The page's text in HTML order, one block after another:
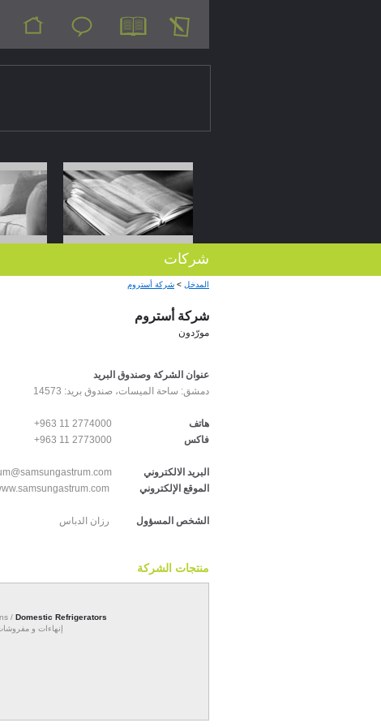
شركات
المدخل > شركة أستروم
شركة أستروم
مورّدون
عنوان الشركة وصندوق البريد
دمشق: ساحة الميسات، صندوق بريد: 14573
هاتف
+963 11 2774000
فاكس
+963 11 2773000
البريد الالكتروني
الموقع الإلكتروني
الشخص المسؤول رزان الدباس
منتجات الشركة
/ Domestic Refrigerators
إنهاءات و